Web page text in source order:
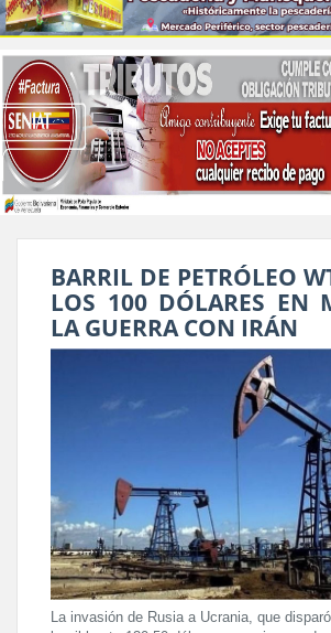
BARRIL DE PETRÓLEO
LOS 100 DÓLARES EN
LA GUERRA CON IRÁN
La invasión de Rusia a Ucrania, que